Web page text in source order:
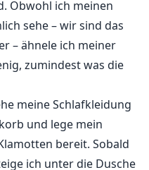
Obwohl ich meinen
sehe – wir sind das
– ähnele ich meiner
zumindest was die
meine Schlafkleidung
und lege mein
bereit. Sobald
ich unter die Dusche